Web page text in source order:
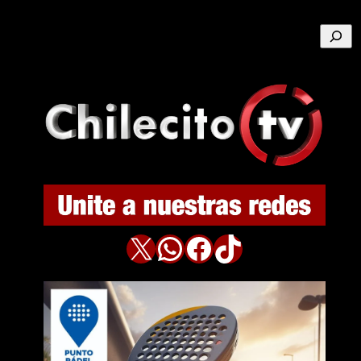
Buscar
X WhatsApp Facebook TikTok